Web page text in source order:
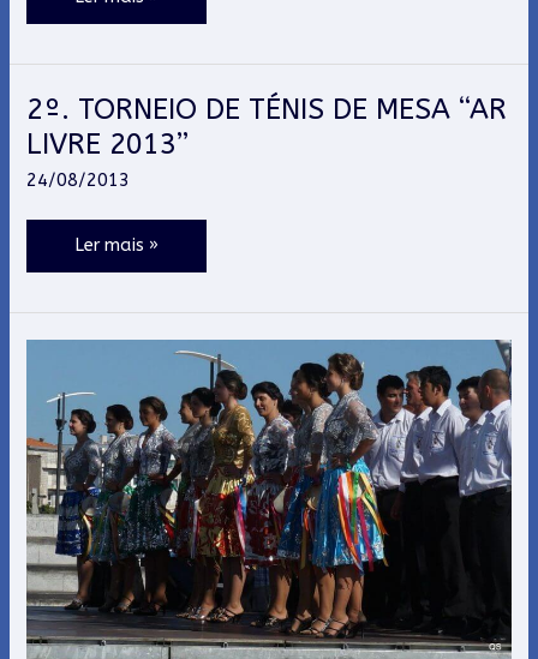
2º. TORNEIO DE TÉNIS DE MESA “AR
LIVRE 2013”
24/08/2013
2º.
TORNEIO
TÉNIS
DE
MESA
“AR
2013”
Ler mais »